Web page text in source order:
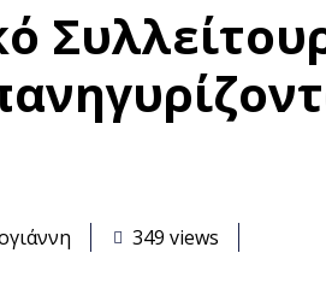
349 views